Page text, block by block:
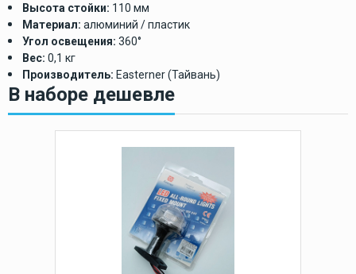
Высота стойки: 110 мм
Материал: алюминий / пластик
Угол освещения: 360°
Вес: 0,1 кг
Производитель: Easterner (Тайвань)
В наборе дешевле